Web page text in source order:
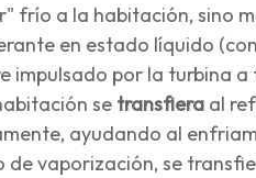
frío a la habitación, sino
en estado líquido
impulsado por la turbina
se transfiera al
ayudando al
de vaporización, se